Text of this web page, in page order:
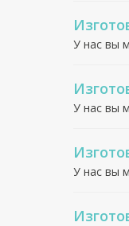
У нас вы
У нас вы
У нас вы